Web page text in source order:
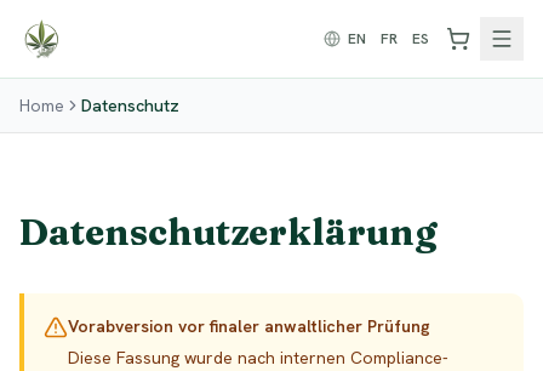
EN FR ES
Home Datenschutz
Datenschutzerklärung
Vorabversion vor finaler anwaltlicher Prüfung
Diese Fassung wurde nach internen Compliance-